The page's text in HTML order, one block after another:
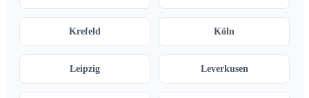
Krefeld Köln
Leipzig Leverkusen